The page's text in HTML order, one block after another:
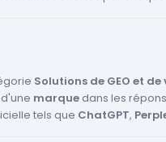
vos outils d'analytics
rapport qualité-prixet la
Solutions de GEO et
marquedans les
tels que ChatGPT,